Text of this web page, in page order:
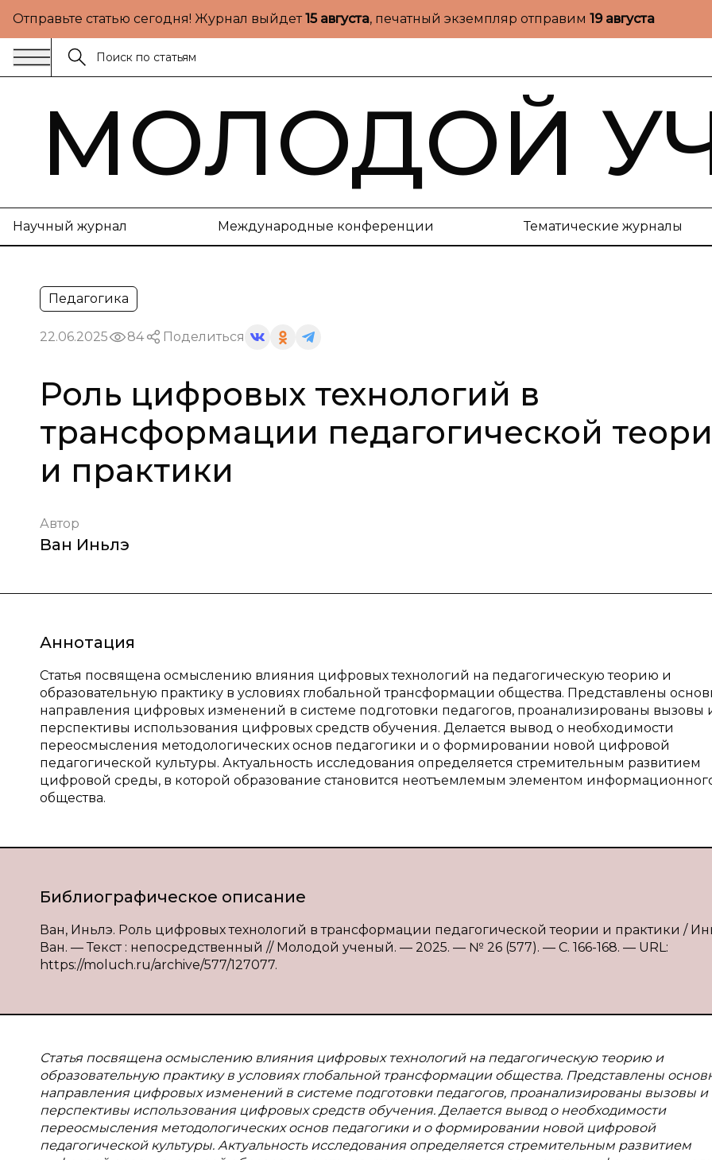
Отправьте статью сегодня! Журнал выйдет15 августа, печатный экземпляр отправим 19 августа
МОЛОДОЙ
Научный журнал Международные конференции Тематические журналы
Педагогика
22.06.2025 84 Поделиться
Роль цифровых технологий в
трансформации педагогической
и практики
Автор
Ван Иньлэ
Аннотация
Статья посвящена осмыслению влияния цифровых технологий на педагогическую теорию и
образовательную практику в условиях глобальной трансформации общества. Представлены
направления цифровых изменений в системе подготовки педагогов, проанализированы вызовы
перспективы использования цифровых средств обучения. Делается вывод о необходимости
переосмысления методологических основ педагогики и о формировании новой цифровой
педагогической культуры. Актуальность исследования определяется стремительным развитием
цифровой среды, в которой образование становится неотъемлемым элементом
общества.
Библиографическое описание
Ван, Иньлэ. Роль цифровых технологий в трансформации педагогической теории и практики /
Ван. — Текст : непосредственный // Молодой ученый. — 2025. — № 26 (577). — С. 166-168. — URL:
https://moluch.ru/archive/577/127077.
Статья посвящена осмыслению влияния цифровых технологий на педагогическую теорию и
образовательную практику в условиях глобальной трансформации общества. Представлены
направления цифровых изменений в системе подготовки педагогов, проанализированы вызовы и
перспективы использования цифровых средств обучения. Делается вывод о необходимости
переосмысления методологических основ педагогики и о формировании новой цифровой
педагогической культуры. Актуальность исследования определяется стремительным развитием